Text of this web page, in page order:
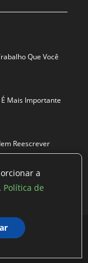
Que Você
Mais Importante
Reescrever
de Dados
a
Política de